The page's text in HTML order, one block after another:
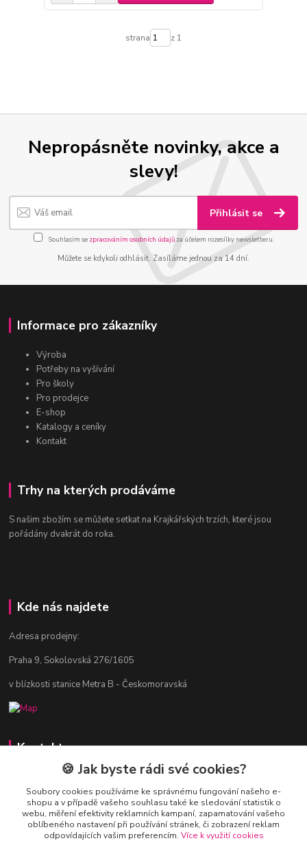
strana z 1
Nepropásněte novinky, akce a
slevy!
Přihlásit se
Souhlasím se zpracováním osobních údajůza účelem rozesílky newsletteru.
Můžete se kdykoli odhlásit. Zasíláme jednou za 14 dní.
Informace pro zákazníky
Výroba
Potřeby na vyšívání
Pro školy
Pro prodejce
E-shop
Katalogy a ceníky
Kontakt
Trhy na kterých prodáváme
S našim zbožím se můžete setkat na Krajkářských trzích, které jsou
pořádány dvakrát do roka.
Kde nás najdete
Adresa prodejny:
Praha 9, Sokolovská 276/1605
v blízkosti stanice Metra B - Českomoravská
Kontakty
Jitka Vlasáková
281 916 793
Po-Čt 8-16:30, Pá 8-14:30
nitka@nitka.cz
🍪 Jak byste rádi své cookies?
Soubory cookies používáme ke správnému fungování našeho e-
shopu a v případě vašeho souhlasu také ke sledování statistik o
webu, měření efektivity reklamních kampaní, zapamatování vašeho
oblíbeného nastavení při používání stránek, či zobrazení reklam
odpovídajících vašim preferencím. Více k využití cookies